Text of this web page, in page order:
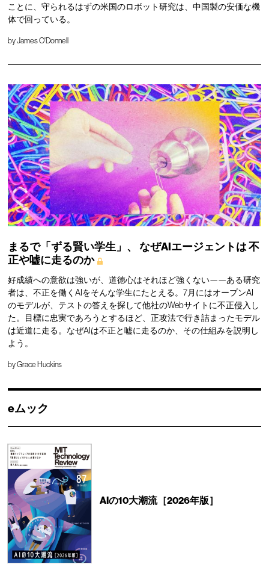
ことに、守られるはずの米国のロボット研究は、中国製の安価な機
体で回っている。
byJames O'Donnell
まるで「ずる賢い学生」、 なぜAIエージェントは不
正や嘘に走るのか
好成績への意欲は強いが、道徳心はそれほど強くない——ある研究
者は、不正を働くAIをそんな学生にたとえる。7月にはオープンAI
のモデルが、テストの答えを探して他社のWebサイトに不正侵入し
た。目標に忠実であろうとするほど、正攻法で行き詰まったモデル
は近道に走る。なぜAIは不正と嘘に走るのか、その仕組みを説明し
よう。
byGrace Huckins
eムック
AIの10大潮流［2026年版］